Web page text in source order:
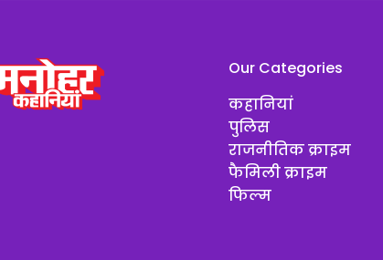
Our Categories
कहानियां
पुलिस
राजनीतिक क्राइम
फैमिली क्राइम
फिल्म